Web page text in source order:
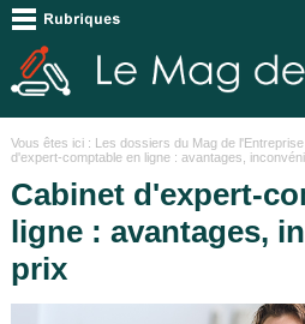
Vous êtes ici : Les dossiers du Mag de l'Entreprise
d'expert-comptable en ligne : avantages,
Cabinet d'expert-
ligne : avantages,
prix